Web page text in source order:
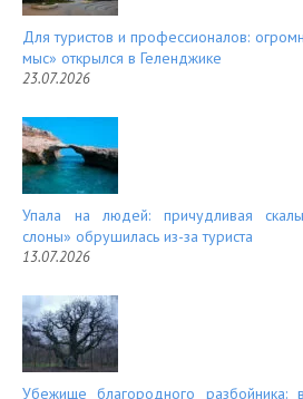
Для туристов и профессионалов:
мыс» открылся в Геленджике
23.07.2026
Упала на людей: причудливая
слоны» обрушилась из-за туриста
13.07.2026
Убежище благородного разбойника: